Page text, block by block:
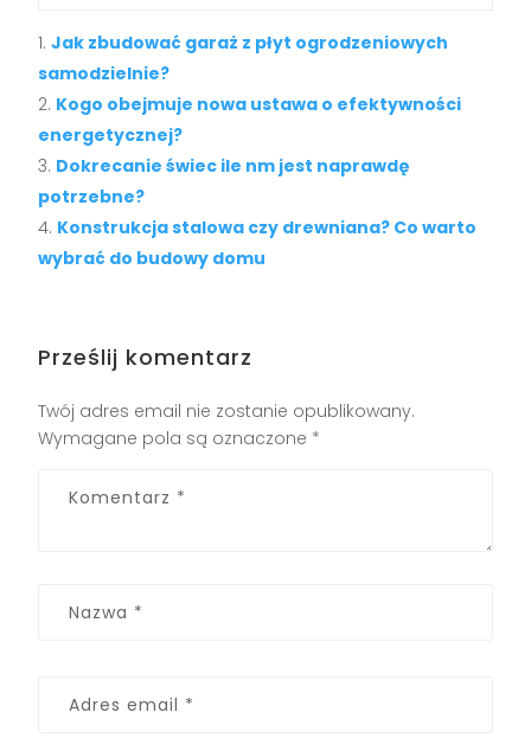
Jak zbudować garaż z płyt ogrodzeniowych
samodzielnie?
Kogo obejmuje nowa ustawa o efektywności
energetycznej?
Dokrecanie świec ile nm jest naprawdę
potrzebne?
Konstrukcja stalowa czy drewniana? Co warto
wybrać do budowy domu
Prześlij komentarz
Twój adres email nie zostanie opublikowany.
Wymagane pola są oznaczone *